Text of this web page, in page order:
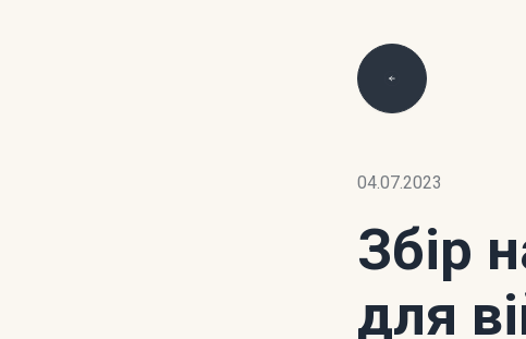
04.07.2023
Збір
для